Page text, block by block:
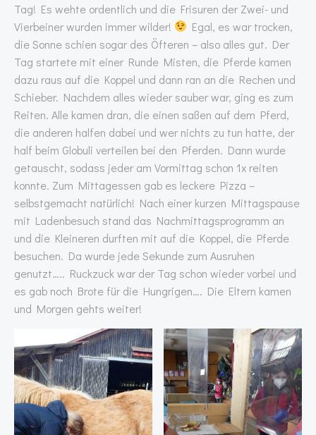
Tag! Es wehte ordentlich und die Frisuren der Zwei- und
Vierbeiner wurden immer wilder!
Egal, es war trocken,
die Sonne schien sogar des Öfteren – also alles gut. Der
Tag startete mit einer Runde Misten, die Pferde kamen
dazu raus auf die Koppel und dann ran an die Rechen und
Schieber. Nachdem alles wieder sauber war, ging es zum
Reiten. Alle kamen dran, die einen saßen auf dem Pferd,
die anderen halfen dabei und wer nichts zu tun hatte, der
half beim Globuli verteilen bei den Pferden. Dann wurde
getauscht, sodass jeder am Vormittag schon 1x reiten
konnte. Zum Mittagessen gab es leckere Pizza –
selbstgemacht natürlich! Nach einer kurzen Mittagspause
mit Ladenbesuch stand das Nachmittagsprogramm an
und die Kleineren durften mit auf die Koppel, die Pferde
besuchen. Da wurde jede Sekunde zum Ausruhen
genutzt….. Ruckzuck war der Tag schon wieder vorbei und
es gab noch Brote für die Hungrigen…. Die Eltern kamen
und Morgen gehts weiter!